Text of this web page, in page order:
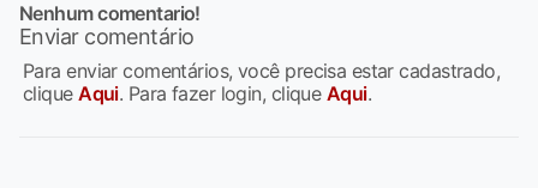
Nenhum comentario!
Enviar comentário
Para enviar comentários, você precisa estar cadastrado,
cliqueAqui. Para fazer login, clique Aqui.